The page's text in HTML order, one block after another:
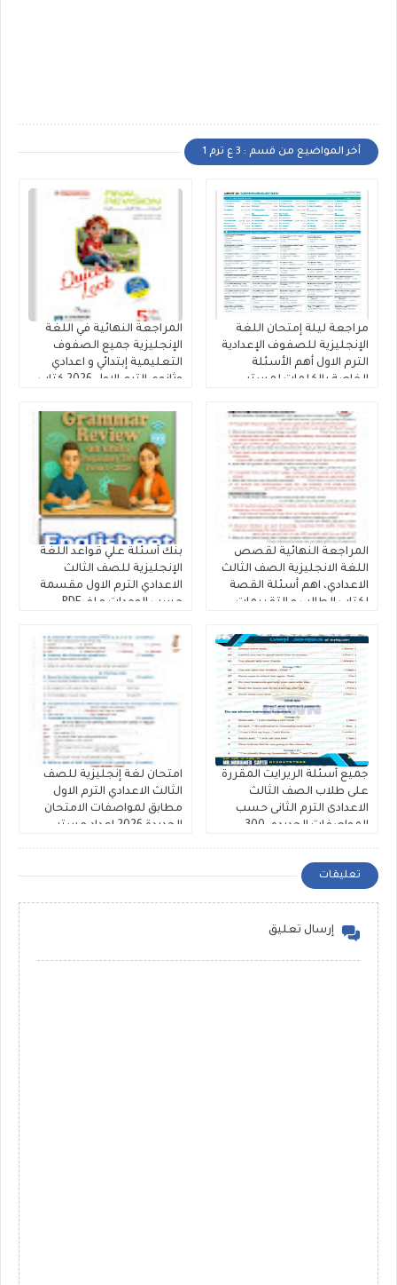
أخر المواضيع من قسم : 3 ع ترم 1
مراجعة ليلة إمتحان اللغة
الإنجليزية للصفوف الإعدادية
الترم الاول أهم الأسئلة
الخاصة بالكلمات لمستر
المراجعة النهائية في اللغة
الإنجليزية جميع الصفوف
التعليمية إبتدائي و اعدادي
وثانوي الترم الاول 2026 كتاب
المراجعة النهائية لقصص
اللغة الانجليزية الصف الثالث
الاعدادي، اهم أسئلة القصة
لكتاب الطالب و التقييمات
كتاب فايف ستارز
بنك أسئلة علي قواعد اللغة
الإنجليزية للصف الثالث
الاعدادي الترم الاول مقسمة
حسب الوحدات ملفPDF
جميع أسئلة الريرايت المقررة
على طلاب الصف الثالث
الاعدادى الترم الثانى حسب
المواصفات الجديده، 300
الاعدادية ملفات مجمعة
امتحان لغة إنجليزية للصف
الثالث الاعدادي الترم الاول
مطابق لمواصفات الامتحان
الجديدة 2026 إعداد مستر
تعليقات
إرسال تعليق